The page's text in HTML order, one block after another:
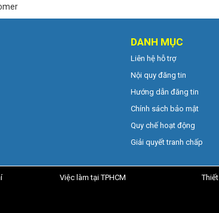
DANH MỤC
Liên hệ hỗ trợ
Nội quy đăng tin
Hướng dẫn đăng tin
Chính sách bảo mật
Quy chế hoạt động
Giải quyết tranh chấp
Việc làm tại TPHCM